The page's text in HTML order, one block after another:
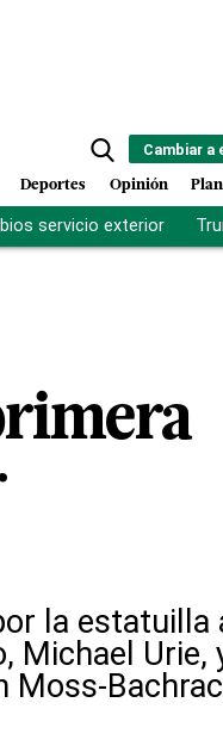
Cambiar a
Deportes Opinión
servicio exterior
la estatuilla
Urie,
Moss-